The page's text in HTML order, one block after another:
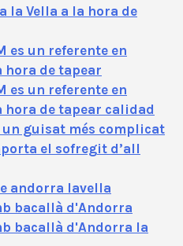
la Vella a la hora de
es un referente en
hora de tapear
es un referente en
hora de tapear calidad
un guisat més complicat
el sofregit d’all
andorra lavella
bacallà d'Andorra
bacallà d'Andorra la